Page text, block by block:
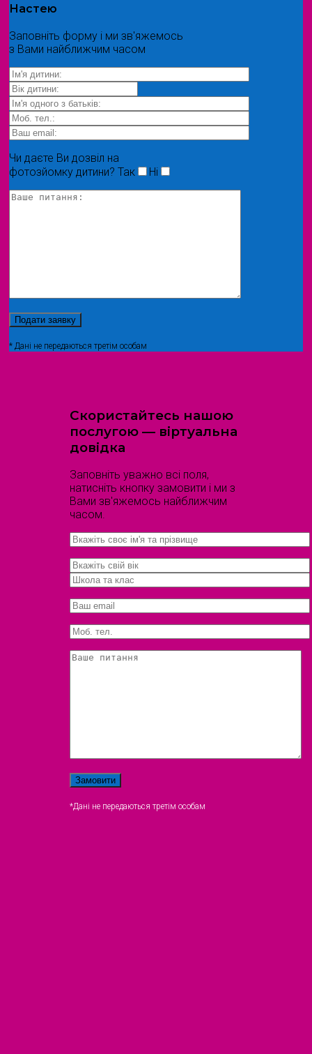
Настею
Заповніть форму і ми зв'яжемось
з Вами найближчим часом
Чи даєте Ви дозвіл на
фотозйомку дитини? Так Ні
* Дані не передаються третім особам
Скористайтесь нашою
послугою — віртуальна
довідка
Заповніть уважно всі поля,
натисніть кнопку замовити і ми з
Вами зв'яжемось найближчим
часом.
*Дані не передаються третім особам